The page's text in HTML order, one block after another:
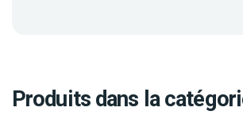
Produits dans la